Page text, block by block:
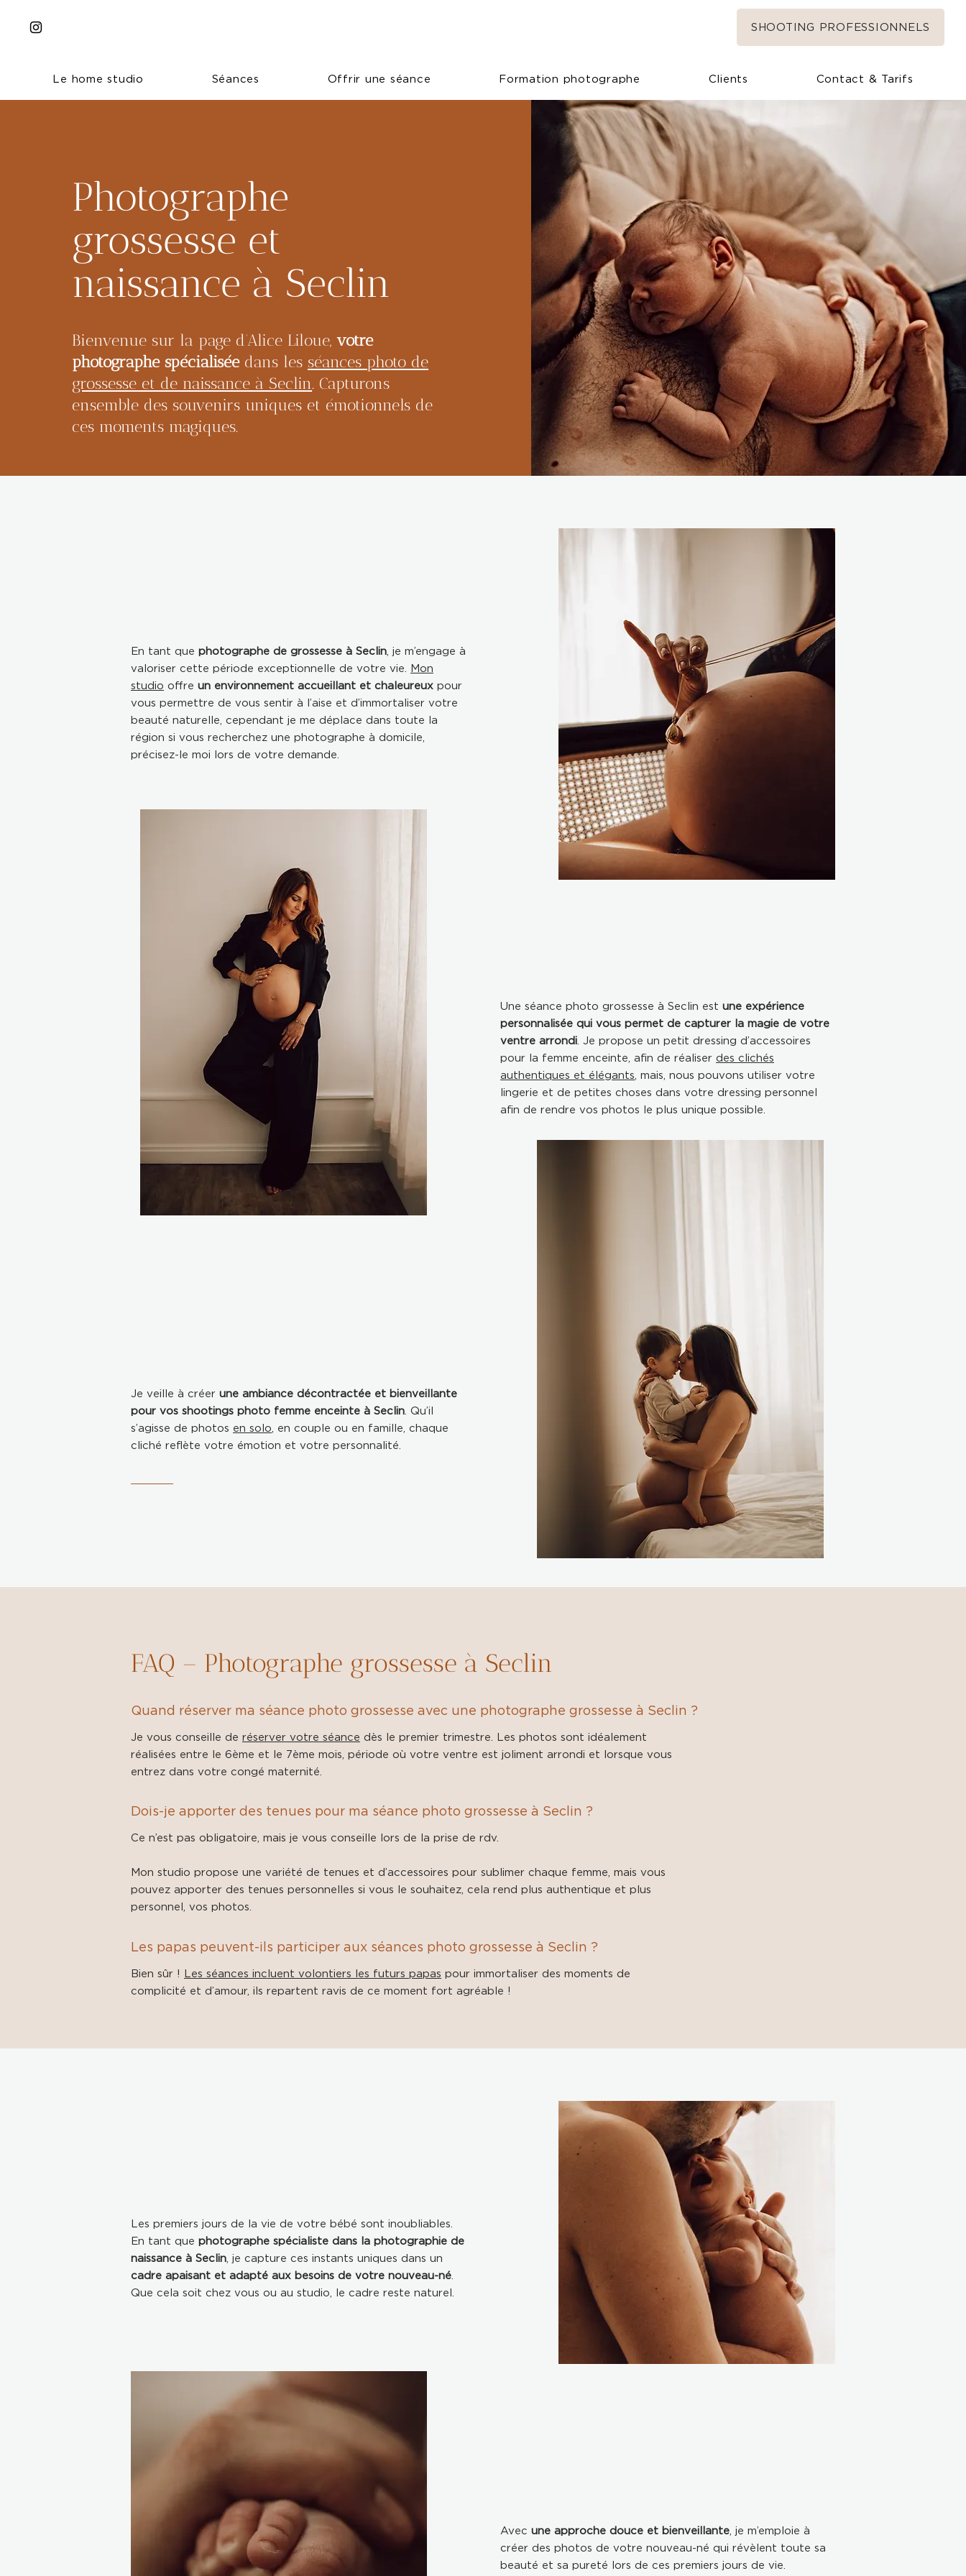
SHOOTING PROFESSIONNELS
Le home studio Séances Offrir une séance Formation photographe Clients Contact & Tarifs
Photographe
grossesse et
naissance à Seclin
Bienvenue sur la page d’Alice Liloue,votre
photographe spécialiséedans lesséances photo de
grossesse et de naissance à Seclin. Capturons
ensemble des souvenirs uniques et émotionnels de
ces moments magiques.
En tant que photographe de grossesse à Seclin, je m’engage à
valoriser cette période exceptionnelle de votre vie. Mon
studio offre un environnement accueillant et chaleureux pour
vous permettre de vous sentir à l’aise et d’immortaliser votre
beauté naturelle, cependant je me déplace dans toute la
région si vous recherchez une photographe à domicile,
précisez-le moi lors de votre demande.
Je veille à créer une ambiance décontractée et bienveillante
pour vos shootings photo femme enceinte à Seclin. Qu’il
s’agisse de photos en solo, en couple ou en famille, chaque
cliché reflète votre émotion et votre personnalité.
Une séance photo grossesse à Seclin est une expérience
personnalisée qui vous permet de capturer la magie de votre
ventre arrondi. Je propose un petit dressing d’accessoires
pour la femme enceinte, afin de réaliser des clichés
authentiques et élégants, mais, nous pouvons utiliser votre
lingerie et de petites choses dans votre dressing personnel
afin de rendre vos photos le plus unique possible.
FAQ – Photographe grossesse à Seclin
Quand réserver ma séance photo grossesse avec une photographe grossesse à Seclin ?
Je vous conseille de réserver votre séance dès le premier trimestre. Les photos sont idéalement
réalisées entre le 6ème et le 7ème mois, période où votre ventre est joliment arrondi et lorsque vous
entrez dans votre congé maternité.
Dois-je apporter des tenues pour ma séance photo grossesse à Seclin ?
Ce n’est pas obligatoire, mais je vous conseille lors de la prise de rdv.
Mon studio propose une variété de tenues et d’accessoires pour sublimer chaque femme, mais vous
pouvez apporter des tenues personnelles si vous le souhaitez, cela rend plus authentique et plus
personnel, vos photos.
Les papas peuvent-ils participer aux séances photo grossesse à Seclin ?
Bien sûr ! Les séances incluent volontiers les futurs papas pour immortaliser des moments de
complicité et d’amour, ils repartent ravis de ce moment fort agréable !
Les premiers jours de la vie de votre bébé sont inoubliables.
En tant que photographe spécialiste dans la photographie de
naissance à Seclin, je capture ces instants uniques dans un
cadre apaisant et adapté aux besoins de votre nouveau-né.
Que cela soit chez vous ou au studio, le cadre reste naturel.
Avec une approche douce et bienveillante, je m’emploie à
créer des photos de votre nouveau-né qui révèlent toute sa
beauté et sa pureté lors de ces premiers jours de vie.